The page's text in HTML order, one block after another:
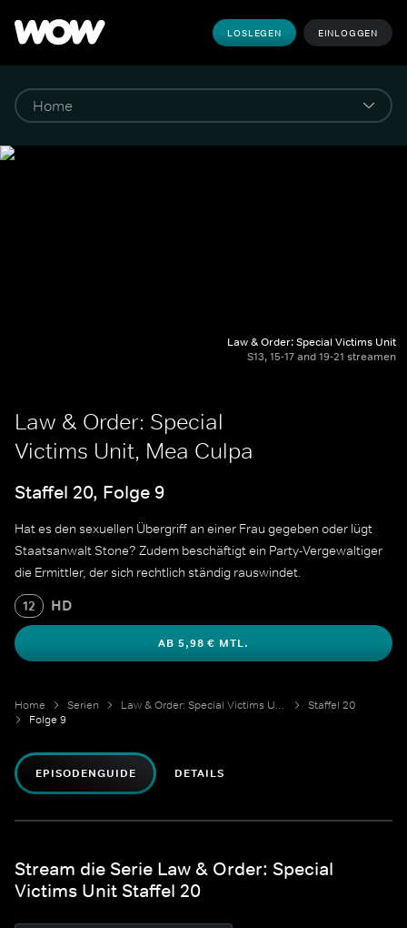
LOSLEGEN EINLOGGEN
Law & Order: Special Victims Unit
S13, 15-17 and 19-21 streamen
Law & Order: Special
Victims Unit, Mea Culpa
Staffel 20, Folge 9
Hat es den sexuellen Übergriff an einer Frau gegeben oder lügt
Staatsanwalt Stone? Zudem beschäftigt ein Party-Vergewaltiger
die Ermittler, der sich rechtlich ständig rauswindet.
12 HD
AB 5,98 € MTL.
Home Serien Law & Order: Special Victims Unit
Staffel 20
Folge 9
EPISODENGUIDE DETAILS
Stream die Serie Law & Order: Special
Victims Unit Staffel 20